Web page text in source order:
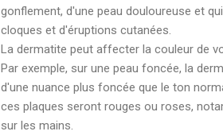
gonflement, d'une peau douloureuse et
cloques et d'éruptions cutanées.
La dermatite peut affecter la couleur de
Par exemple, sur une peau foncée, la
d'une nuance plus foncée que le ton
ces plaques seront rouges ou roses,
sur les mains.